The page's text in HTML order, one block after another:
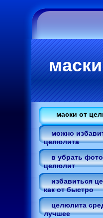
маски от
можно
целюлита
в убрать
целюлит
избавиться
как от быстро
целюлита
лучшее